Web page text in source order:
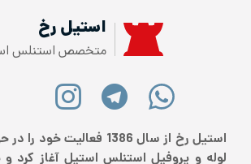
استیل رخ
متخصص استنلس
استیل رخ از سال 1386 فعالیت
لوله و پروفیل استنلس استیل آغاز کرد و